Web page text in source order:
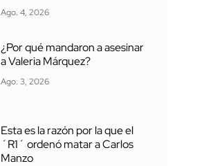
Ago. 4, 2026
¿Por qué mandaron a asesinar
a Valeria Márquez?
Ago. 3, 2026
Esta es la razón por la que el
´R1´ ordenó matar a Carlos
Manzo